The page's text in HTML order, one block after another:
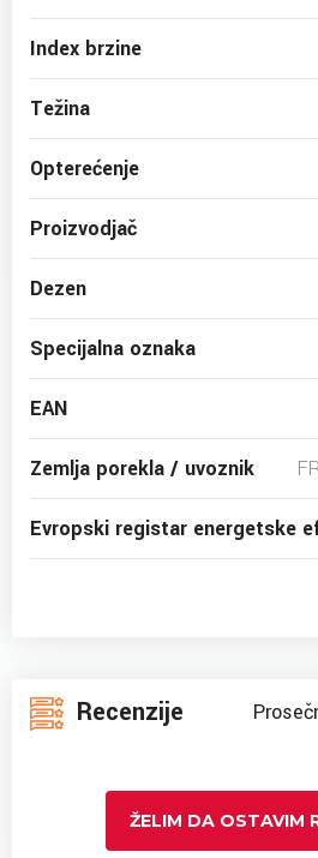
Index brzine
Težina
Opterećenje
Proizvodjač
Dezen
Specijalna oznaka
EAN
Zemlja porekla / uvoznik
Evropski registar energetske
Recenzije
ŽELIM DA OSTAVIM